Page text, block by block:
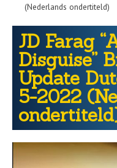
(Nederlands ondertiteld)
JD Farag
Disguise”
Update
5-2022